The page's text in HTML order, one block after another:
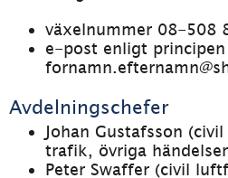
växelnummer 08-508
e-post enligt principen
Avdelningschefer
Johan Gustafsson
trafik, övriga
Peter Swaffer (civil